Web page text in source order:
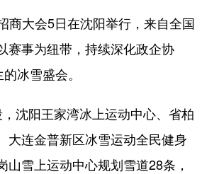
大会5日在沈阳举行，来自全国
赛事为纽带，持续深化政企协
冰雪盛会。
沈阳王家湾冰上运动中心、省柏
大连金普新区冰雪运动全民健身
雪上运动中心规划雪道28条，